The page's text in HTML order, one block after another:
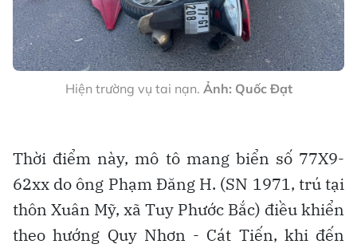
Hiện trường vụ tai nạn. Ảnh: Quốc Đạt
Thời điểm này, mô tô mang biển số 77X9-
62xx do ông Phạm Đăng H. (SN 1971, trú tại
thôn Xuân Mỹ, xã Tuy Phước Bắc) điều khiển
theo hướng Quy Nhơn - Cát Tiến, khi đến